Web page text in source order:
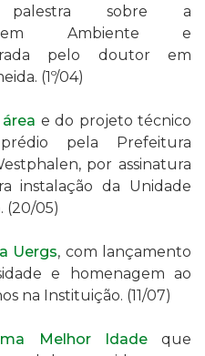
palestra sobre a
em Ambiente e
pelo
doutor em
(1º/04)
área e do projeto técnico
pela Prefeitura
por assinatura
instalação da Unidade
. (20/05)
Uergs, com lançamento
e homenagem ao
na Instituição. (11/07)
Melhor Idadeque